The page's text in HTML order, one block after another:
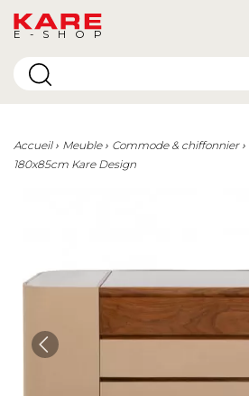
E-SHOP
Accueil Meuble Commode & chiffonnier
180x85cm Kare Design